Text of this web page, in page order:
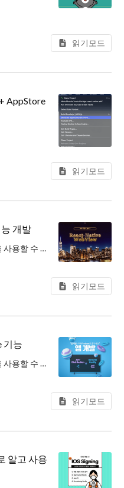
읽기모드
AppStore
읽기모드
개발
회사에서 RN(React Native)을 사용할 수 있는 날이 왔다. 개발을 위한 한 달간 사전 공부를 하고 테스트 레포도 만들어 보며 준비를 하였으나 진행해보니 어려움이 많다는 걸 느꼈다. 그동안의 경험과 느낌을 공유하는 시간을
읽기모드
기능
회사에서 RN(React Native)을 사용할 수 있는 날이 왔다. 개발을 위한 한 달간 사전 공부를 하고 테스트 레포도 만들어 보며 준비를 하였으나 진행해보니 어려움이 많다는 걸 느꼈다. 그동안의 경험과 느낌을 공유하는 시간을
읽기모드
알고 사용